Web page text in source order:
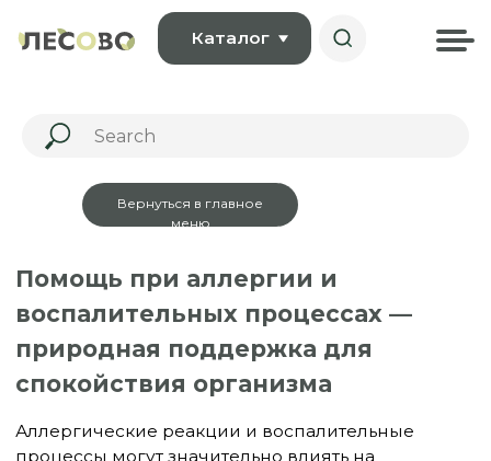
Каталог
Вернуться в главное
меню
Аллергические реакции и воспалительные
процессы могут значительно влиять на
самочувствие, снижая комфорт в повседневной
жизни. Сезонные факторы, питание, стресс и
окружающая среда могут усиливать нагрузку на
иммунную систему. В такие периоды организму
Представляем натуральные БАДы для детей и
взрослых на основе природных компонентов,
Помощь при аллергии и
воспалительных процессах —
спокойствия организма